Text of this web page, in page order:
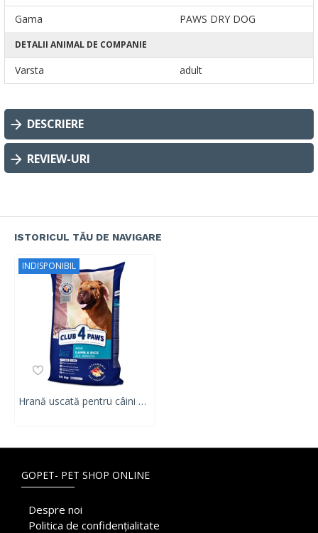
Gama
PAWS DRY DOG
DETALII ANIMAL DE COMPANIE
Varsta adult
DESCRIERE
REVIEW-URI
ISTORICUL TĂU DE NAVIGARE
INDISPONIBIL
Hrană uscată pentru câini adulți CLUB 4 PAWS DRY FOOD, miel si orez, 14 kg
GOPET- PET SHOP ONLINE
Despre noi
Politica de confidențialitate